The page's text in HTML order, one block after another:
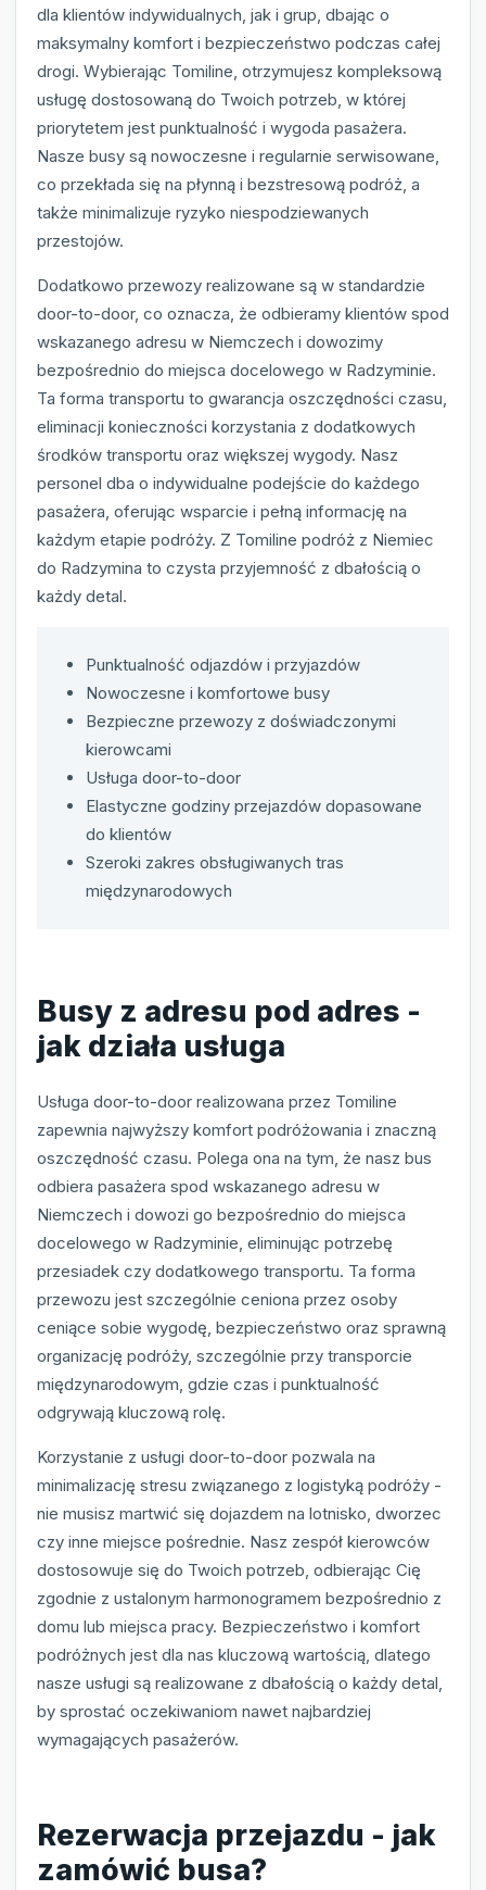
dla klientów indywidualnych, jak i grup, dbając o
maksymalny komfort i bezpieczeństwo podczas całej
drogi. Wybierając Tomiline, otrzymujesz kompleksową
usługę dostosowaną do Twoich potrzeb, w której
priorytetem jest punktualność i wygoda pasażera.
Nasze busy są nowoczesne i regularnie serwisowane,
co przekłada się na płynną i bezstresową podróż, a
także minimalizuje ryzyko niespodziewanych
przestojów.
Dodatkowo przewozy realizowane są w standardzie
door-to-door, co oznacza, że odbieramy klientów spod
wskazanego adresu w Niemczech i dowozimy
bezpośrednio do miejsca docelowego w Radzyminie.
Ta forma transportu to gwarancja oszczędności czasu,
eliminacji konieczności korzystania z dodatkowych
środków transportu oraz większej wygody. Nasz
personel dba o indywidualne podejście do każdego
pasażera, oferując wsparcie i pełną informację na
każdym etapie podróży. Z Tomiline podróż z Niemiec
do Radzymina to czysta przyjemność z dbałością o
każdy detal.
Punktualność odjazdów i przyjazdów
Nowoczesne i komfortowe busy
Bezpieczne przewozy z doświadczonymi
kierowcami
Usługa door-to-door
Elastyczne godziny przejazdów dopasowane
do klientów
Szeroki zakres obsługiwanych tras
międzynarodowych
Busy z adresu pod adres -
jak działa usługa
Usługa door-to-door realizowana przez Tomiline
zapewnia najwyższy komfort podróżowania i znaczną
oszczędność czasu. Polega ona na tym, że nasz bus
odbiera pasażera spod wskazanego adresu w
Niemczech i dowozi go bezpośrednio do miejsca
docelowego w Radzyminie, eliminując potrzebę
przesiadek czy dodatkowego transportu. Ta forma
przewozu jest szczególnie ceniona przez osoby
ceniące sobie wygodę, bezpieczeństwo oraz sprawną
organizację podróży, szczególnie przy transporcie
międzynarodowym, gdzie czas i punktualność
odgrywają kluczową rolę.
Korzystanie z usługi door-to-door pozwala na
minimalizację stresu związanego z logistyką podróży -
nie musisz martwić się dojazdem na lotnisko, dworzec
czy inne miejsce pośrednie. Nasz zespół kierowców
dostosowuje się do Twoich potrzeb, odbierając Cię
zgodnie z ustalonym harmonogramem bezpośrednio z
domu lub miejsca pracy. Bezpieczeństwo i komfort
podróżnych jest dla nas kluczową wartością, dlatego
nasze usługi są realizowane z dbałością o każdy detal,
by sprostać oczekiwaniom nawet najbardziej
wymagających pasażerów.
Rezerwacja przejazdu - jak
zamówić busa?